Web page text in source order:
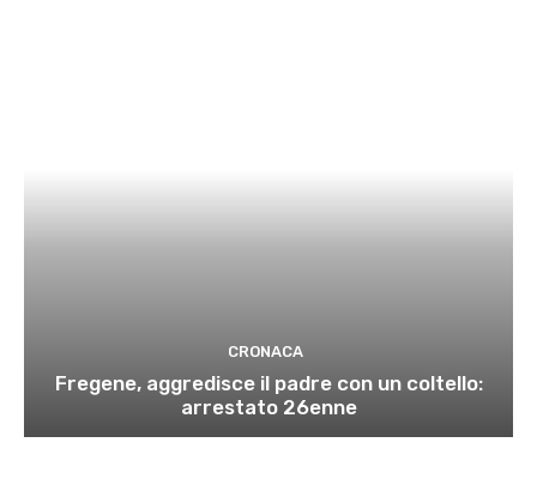
CRONACA
Fregene, aggredisce il padre con un coltello:
arrestato 26enne